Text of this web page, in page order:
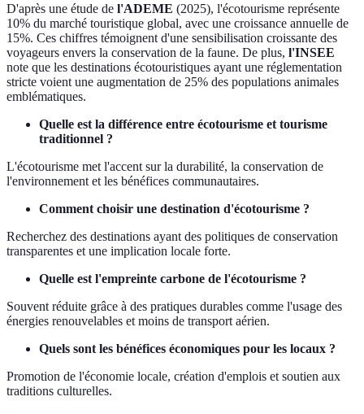
D'après une étude de l'ADEME (2025), l'écotourisme représente
10% du marché touristique global, avec une croissance annuelle de
15%. Ces chiffres témoignent d'une sensibilisation croissante des
voyageurs envers la conservation de la faune. De plus, l'INSEE
note que les destinations écotouristiques ayant une réglementation
stricte voient une augmentation de 25% des populations animales
emblématiques.
Quelle est la différence entre écotourisme et tourisme
traditionnel ?
L'écotourisme met l'accent sur la durabilité, la conservation de
l'environnement et les bénéfices communautaires.
Comment choisir une destination d'écotourisme ?
Recherchez des destinations ayant des politiques de conservation
transparentes et une implication locale forte.
Quelle est l'empreinte carbone de l'écotourisme ?
Souvent réduite grâce à des pratiques durables comme l'usage des
énergies renouvelables et moins de transport aérien.
Quels sont les bénéfices économiques pour les locaux ?
Promotion de l'économie locale, création d'emplois et soutien aux
traditions culturelles.